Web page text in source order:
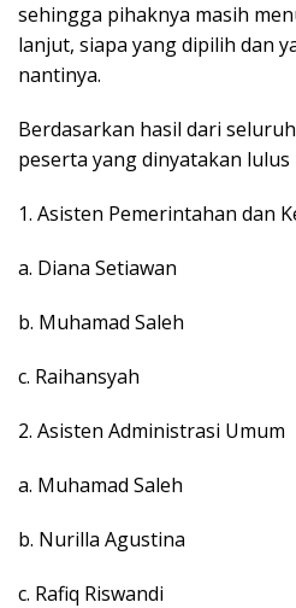
sehingga pihaknya masih
lanjut, siapa yang dipilih dan
nantinya.
Berdasarkan hasil dari
peserta yang dinyatakan
1. Asisten Pemerintahan dan
a. Diana Setiawan
b. Muhamad Saleh
c. Raihansyah
2. Asisten Administrasi Umum
a. Muhamad Saleh
b. Nurilla Agustina
c. Rafiq Riswandi